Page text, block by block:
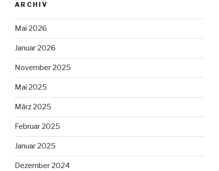
ARCHIV
Mai 2026
Januar 2026
November 2025
Mai 2025
März 2025
Februar 2025
Januar 2025
Dezember 2024